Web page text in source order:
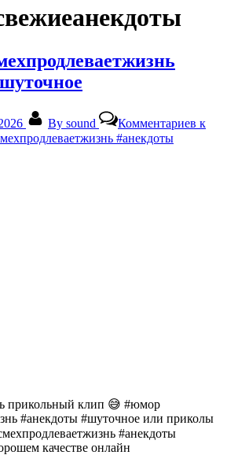
By sound Комментариев к
#анекдоты
прикольный клип 😅 #юмор
#анекдоты #шуточное или приколы
#анекдоты
качестве онлайн